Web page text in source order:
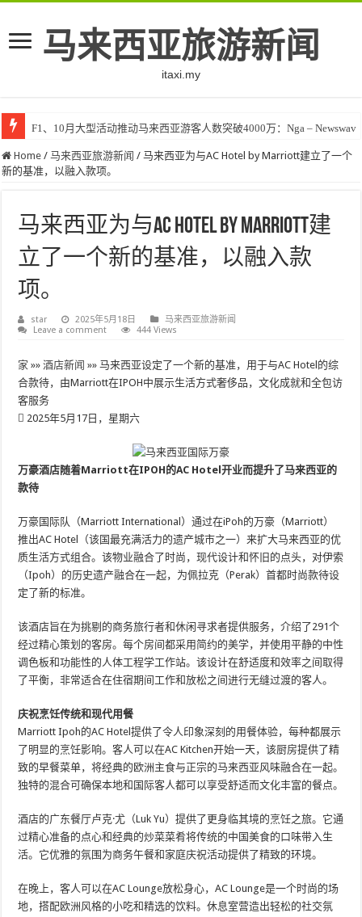
马来西亚旅游新闻
itaxi.my
F1、10月大型活动推动马来西亚游客人数突破4000万：Nga – Newswav
Home / 马来西亚旅游新闻 / 马来西亚为与AC Hotel by Marriott建立了一个
新的基准，以融入款项。
马来西亚为与AC Hotel by Marriott建
立了一个新的基准，以融入款
项。
star 2025年5月18日
马来西亚旅游新闻
Leave a comment
444 Views
家 »» 酒店新闻 »» 马来西亚设定了一个新的基准，用于与AC Hotel的综
合款待，由Marriott在IPOH中展示生活方式奢侈品，文化成就和全包访
客服务
2025年5月17日，星期六
万豪酒店随着Marriott在IPOH的AC Hotel开业而提升了马来西亚的
款待
万豪国际队（Marriott International）通过在iPoh的万豪（Marriott）
推出AC Hotel（该国最充满活力的遗产城市之一）来扩大马来西亚的优
质生活方式组合。该物业融合了时尚，现代设计和怀旧的点头，对伊索
（Ipoh）的历史遗产融合在一起，为佩拉克（Perak）首都时尚款待设
定了新的标准。
该酒店旨在为挑剔的商务旅行者和休闲寻求者提供服务，介绍了291个
经过精心策划的客房。每个房间都采用简约的美学，并使用平静的中性
调色板和功能性的人体工程学工作站。该设计在舒适度和效率之间取得
了平衡，非常适合在住宿期间工作和放松之间进行无缝过渡的客人。
庆祝烹饪传统和现代用餐
Marriott Ipoh的AC Hotel提供了令人印象深刻的用餐体验，每种都展示
了明显的烹饪影响。客人可以在AC Kitchen开始一天，该厨房提供了精
致的早餐菜单，将经典的欧洲主食与正宗的马来西亚风味融合在一起。
独特的混合可确保本地和国际客人都可以享受舒适而文化丰富的餐点。
酒店的广东餐厅卢克·尤（Luk Yu）提供了更身临其境的烹饪之旅。它通
过精心准备的点心和经典的炒菜菜肴将传统的中国美食的口味带入生
活。它优雅的氛围为商务午餐和家庭庆祝活动提供了精致的环境。
在晚上，客人可以在AC Lounge放松身心，AC Lounge是一个时尚的场
地，搭配欧洲风格的小吃和精选的饮料。休息室营造出轻松的社交氛